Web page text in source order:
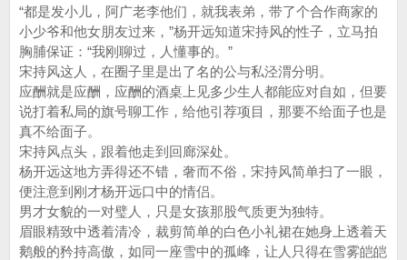
“都是发小儿，阿广老李他们，就我表弟，带了个合作商家的
小少爷和他女朋友过来，”杨开远知道宋持风的性子，立马拍
胸脯保证：“我刚聊过，人懂事的。”
宋持风这人，在圈子里是出了名的公与私泾渭分明。
应酬就是应酬，应酬的酒桌上见多少生人都能应对自如，但要
说打着私局的旗号聊工作，给他引荐项目，那要不给面子也是
真不给面子。
宋持风点头，跟着他走到回廊深处。
杨开远这地方弄得还不错，奢而不俗，宋持风简单扫了一眼，
便注意到刚才杨开远口中的情侣。
男才女貌的一对璧人，只是女孩那股气质更为独特。
眉眼精致中透着清冷，裁剪简单的白色小礼裙在她身上透着天
鹅般的矜持高傲，如同一座雪中的孤峰，让人只得在雪雾皑皑